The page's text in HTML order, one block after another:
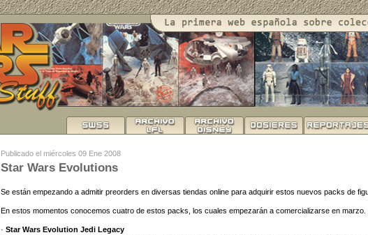
Publicado el miércoles 09 Ene 2008
Star Wars Evolutions
Se están empezando a admitir preorders en diversas tiendas online para adquirir estos nuevos packs de
En estos momentos conocemos cuatro de estos packs, los cuales empezarán a comercializarse en marzo.
· Star Wars Evolution Jedi Legacy